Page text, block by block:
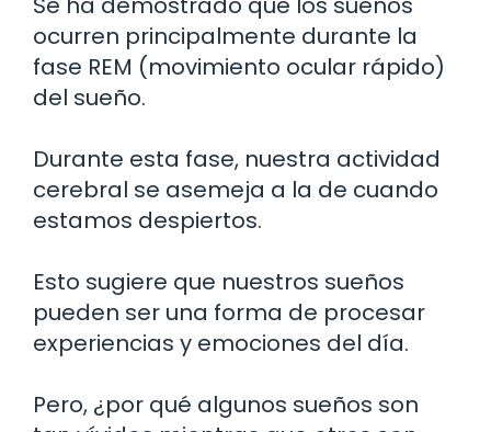
ocurren principalmente durante la
fase REM (movimiento ocular rápido)
del sueño.
Durante esta fase, nuestra actividad
cerebral se asemeja a la de cuando
estamos despiertos.
Esto sugiere que nuestros sueños
pueden ser una forma de procesar
experiencias y emociones del día.
Pero, ¿por qué algunos sueños son